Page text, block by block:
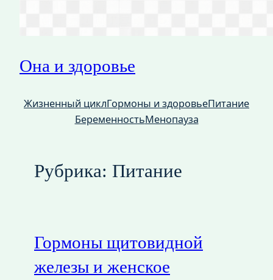
Она и здоровье
Жизненный циклГормоны и здоровьеПитание
БеременностьМенопауза
Рубрика: Питание
Гормоны щитовидной
железы и женское